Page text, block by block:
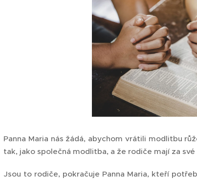
Panna Maria nás žádá, abychom vrátili modlitbu
tak, jako společná modlitba, a že rodiče mají za
Jsou to rodiče, pokračuje Panna Maria, kteří